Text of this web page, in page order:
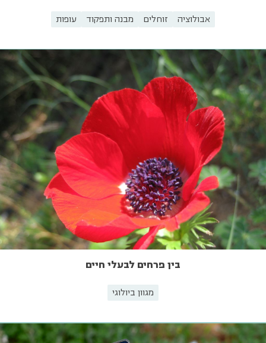
אבולוציה זוחלים מבנה ותפקוד עופות
בין פרחים לבעלי חיים
מגוון ביולוגי